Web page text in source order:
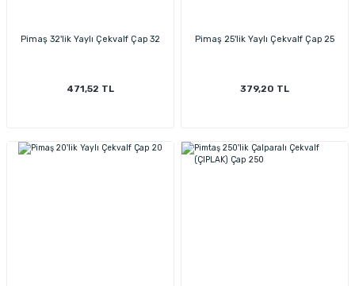
Pimaş 32'lik Yaylı Çekvalf Çap 32
471,52 TL
Pimaş 25'lik Yaylı Çekvalf Çap 25
379,20 TL